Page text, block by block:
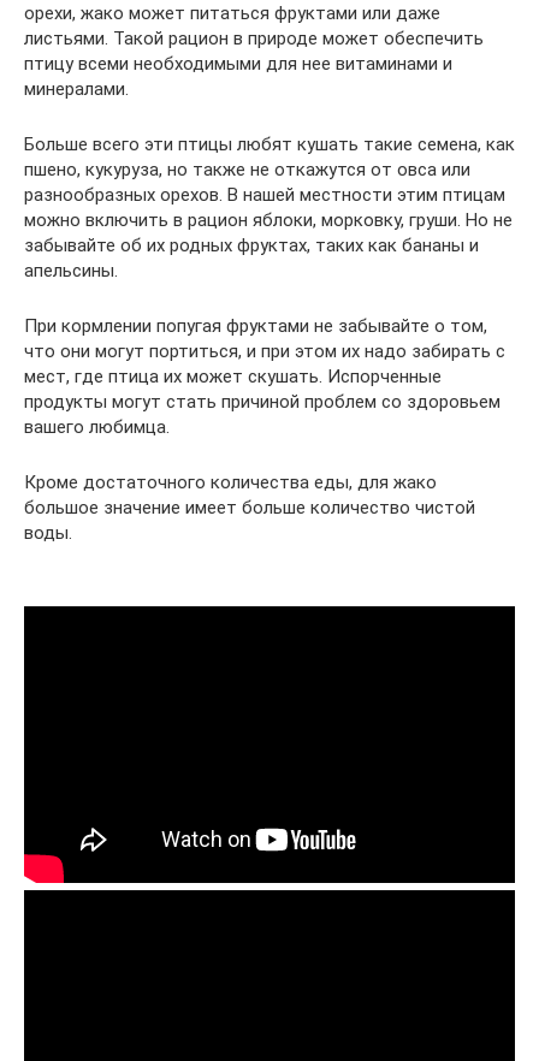
орехи, жако может питаться фруктами или даже
листьями. Такой рацион в природе может обеспечить
птицу всеми необходимыми для нее витаминами и
минералами.
Больше всего эти птицы любят кушать такие семена, как
пшено, кукуруза, но также не откажутся от овса или
разнообразных орехов. В нашей местности этим птицам
можно включить в рацион яблоки, морковку, груши. Но не
забывайте об их родных фруктах, таких как бананы и
апельсины.
При кормлении попугая фруктами не забывайте о том,
что они могут портиться, и при этом их надо забирать с
мест, где птица их может скушать. Испорченные
продукты могут стать причиной проблем со здоровьем
вашего любимца.
Кроме достаточного количества еды, для жако
большое значение имеет больше количество чистой
воды.